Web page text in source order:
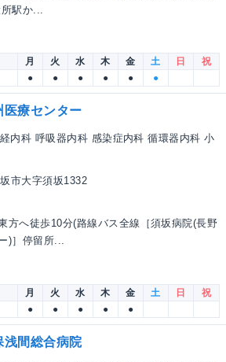
駅か...
月 火 水 木 金 土 日
祝
● ● ● ● ● ●
医療センター
内科 呼吸器内科 感染症内科 循環器内科 小
市大字須坂1332
方へ徒歩10分(路線バス全線［須坂病院(長野
)］停留所...
月 火 水 木 金 土 日
祝
● ● ● ● ●
浅間総合病院